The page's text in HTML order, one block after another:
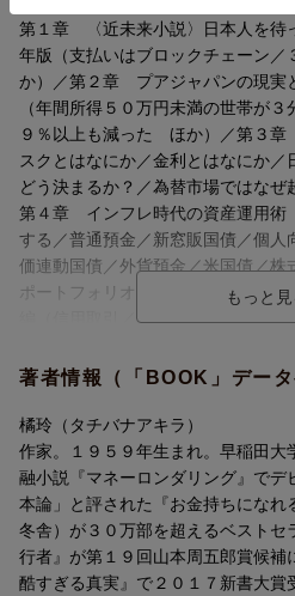
避けがたい現実になりつつある。
現役世代の収入は増えず、
年金だけで暮らしていくことはもは
国家はあなたを助けない。
だが「逃げ道」はある。
普通預金からデリバティブまで、
資産を守り、増やす方法を
まえがき 「プアジャパン」ではこ
第3章 金利と為替を理解する
第4章 インフレ時代の資産運用術
第5章 インフレ時代の資産運用術
あとがき 6000万人のミリオネアが
第１章 〈近未来小説〉日本人を待
年版（支払いはブロックチェーン
か）／第２章 プアジャパンの現実
（年間所得５０万円未満の世帯が
９％以上も減った ほか）／第３
スクとはなにか／金利とはなにか
どう決まるか？／為替市場ではなぜ
第４章 インフレ時代の資産運用
する／普通預金／新窓販国債／個人
価連動国債／外貨預金／米国債／株
ポートフォリオ）／第５章 イン
編（信用取引／ブル／ベアＥＴＦ／
著者情報（「BOOK」データ
橘玲（タチバナアキラ）
作家。１９５９年生まれ。早稲田大
融小説『マネーロンダリング』でデ
本論」と評された『お金持ちになれ
冬舎）が３０万部を超えるベストセ
行者』が第１９回山本周五郎賞候
酷すぎる真実』で２０１７新書大賞